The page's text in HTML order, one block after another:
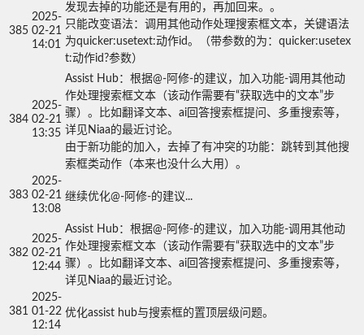
385
2025-
02-21
14:01
发现去掉的功能还是有用的，再加回来。。
只能改变语法：调用其他动作处理搜索框文本，关键语法
为quicker:usetext:动作id。（带参数的为：quicker:usetex
t:动作id?参数）
384
2025-
02-21
13:35
Assist Hub：根据@-阿修-的建议，加入功能-调用其他动
作处理搜索框文本（该动作需要有“获取选中的文本”步
骤）。比如翻译文本、ai回答搜索框提问、多重搜索等，
详见Niaa的最近讨论。
由于新功能的加入，去掉了有冲突的功能：跳转到其他搜
索框类动作（本来也没什么大用）。
383
2025-
02-21
13:08
继续优化@-阿修-的建议...
382
2025-
02-21
12:44
Assist Hub：根据@-阿修-的建议，加入功能-调用其他动
作处理搜索框文本（该动作需要有“获取选中的文本”步
骤）。比如翻译文本、ai回答搜索框提问、多重搜索等，
详见Niaa的最近讨论。
381
2025-
01-22
12:14
优化assist hub与搜索框的置顶层级问题。